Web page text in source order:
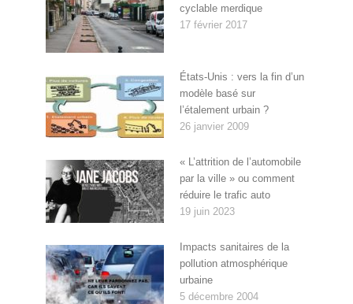
cyclable merdique
17 février 2017
États-Unis : vers la fin d’un
modèle basé sur
l’étalement urbain ?
26 janvier 2009
« L’attrition de l’automobile
par la ville » ou comment
réduire le trafic auto
19 juin 2023
Impacts sanitaires de la
pollution atmosphérique
urbaine
5 décembre 2004